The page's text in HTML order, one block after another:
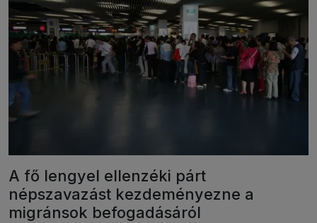
A fő lengyel ellenzéki párt
népszavazást kezdeményezne a
migránsok befogadásáról